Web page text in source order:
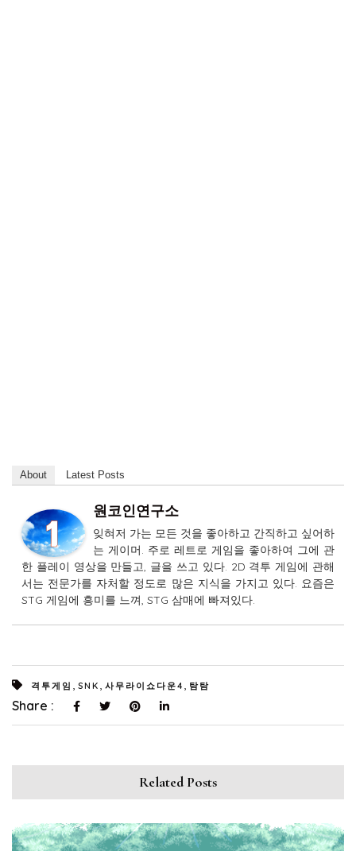
About Latest Posts
원코인연구소
잊혀저 가는 모든 것을 좋아하고 간직하고 싶어하
는 게이머. 주로 레트로 게임을 좋아하여 그에 관
한 플레이 영상을 만들고, 글을 쓰고 있다. 2D 격투 게임에 관해
서는 전문가를 자처할 정도로 많은 지식을 가지고 있다. 요즘은
STG 게임에 흥미를 느껴, STG 삼매에 빠져있다.
격투게임 SNK 사무라이쇼다운4 탐탐
Share :
Related Posts